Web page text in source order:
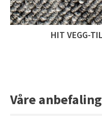
HIT VEGG-
Våre